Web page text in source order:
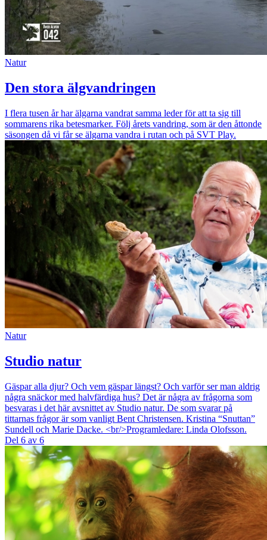
Natur
Den stora älgvandringen
I flera tusen år har älgarna vandrat samma leder för att ta sig till
sommarens rika betesmarker. Följ årets vandring, som är den åttonde
säsongen då vi får se älgarna vandra i rutan och på SVT Play.
Natur
Studio natur
Gäspar alla djur? Och vem gäspar längst? Och varför ser man aldrig
några snäckor med halvfärdiga hus? Det är några av frågorna som
besvaras i det här avsnittet av Studio natur. De som svarar på
tittarnas frågor är som vanligt Bent Christensen. Kristina “Snuttan”
Sundell och Marie Dacke. <br/>Programledare: Linda Olofsson.
Del 6 av 6